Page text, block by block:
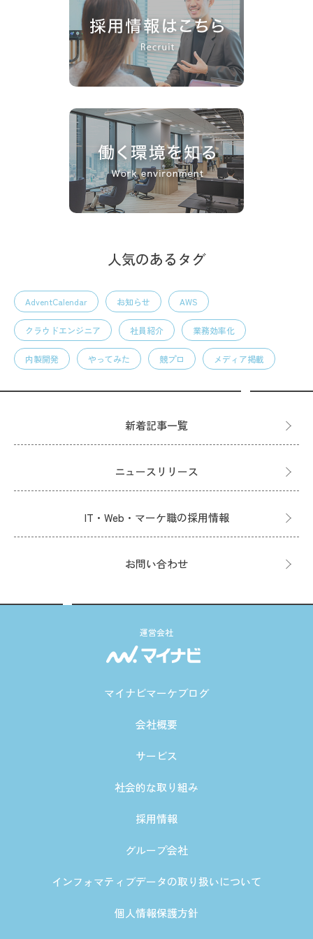
人気のあるタグ
AdventCalendar お知らせ AWS
クラウドエンジニア 社員紹介 業務効率化
内製開発 やってみた 競プロ メディア掲載
新着記事一覧
ニュースリリース
IT・Web・マーケ職の採用情報
お問い合わせ
運営会社
マイナビマーケブログ
会社概要
サービス
社会的な取り組み
採用情報
グループ会社
インフォマティブデータの取り扱いについて
個人情報保護方針